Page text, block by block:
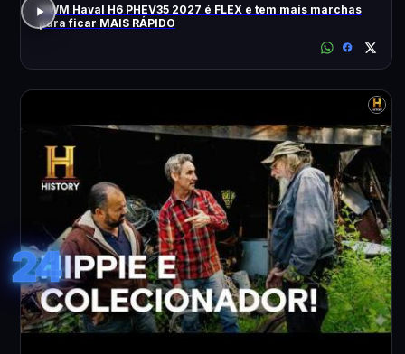
GWM Haval H6 PHEV35 2027 é FLEX e tem mais marchas
para ficar MAIS RÁPIDO
24